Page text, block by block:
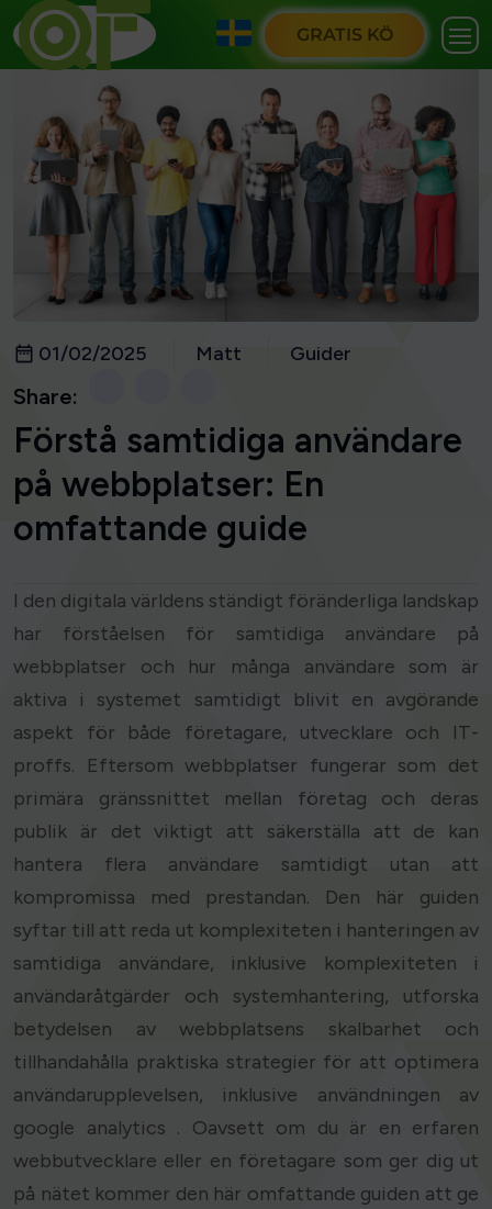
GRATIS KÖ
01/02/2025 Matt Guider
Share:
Förstå samtidiga användare
på webbplatser: En
omfattande guide
I den digitala världens ständigt föränderliga landskap
har förståelsen för samtidiga användare på
webbplatser och hur många användare som är
aktiva i systemet samtidigt blivit en avgörande
aspekt för både företagare, utvecklare och IT-
proffs. Eftersom webbplatser fungerar som det
primära gränssnittet mellan företag och deras
publik är det viktigt att säkerställa att de kan
hantera flera användare samtidigt utan att
kompromissa med prestandan. Den här guiden
syftar till att reda ut komplexiteten i hanteringen av
samtidiga användare, inklusive komplexiteten i
användaråtgärder och systemhantering, utforska
betydelsen av webbplatsens skalbarhet och
tillhandahålla praktiska strategier för att optimera
användarupplevelsen, inklusive användningen av
google analytics . Oavsett om du är en erfaren
webbutvecklare eller en företagare som ger dig ut
på nätet kommer den här omfattande guiden att ge